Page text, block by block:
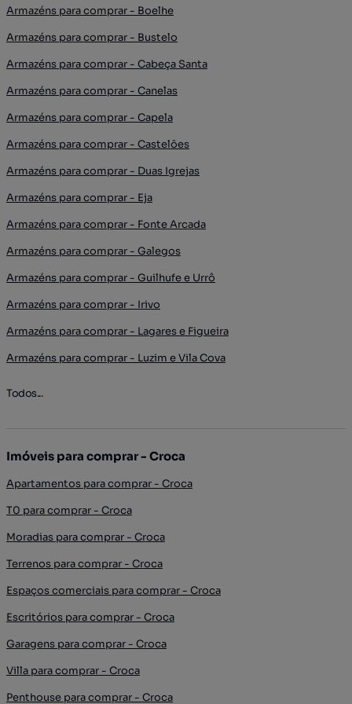
Armazéns para comprar - Boelhe
Armazéns para comprar - Bustelo
Armazéns para comprar - Cabeça Santa
Armazéns para comprar - Canelas
Armazéns para comprar - Capela
Armazéns para comprar - Castelões
Armazéns para comprar - Duas Igrejas
Armazéns para comprar - Eja
Armazéns para comprar - Fonte Arcada
Armazéns para comprar - Galegos
Armazéns para comprar - Guilhufe e Urrô
Armazéns para comprar - Irivo
Armazéns para comprar - Lagares e Figueira
Armazéns para comprar - Luzim e Vila Cova
Todos...
Imóveis para comprar - Croca
Apartamentos para comprar - Croca
T0 para comprar - Croca
Moradias para comprar - Croca
Terrenos para comprar - Croca
Espaços comerciais para comprar - Croca
Escritórios para comprar - Croca
Garagens para comprar - Croca
Villa para comprar - Croca
Penthouse para comprar - Croca